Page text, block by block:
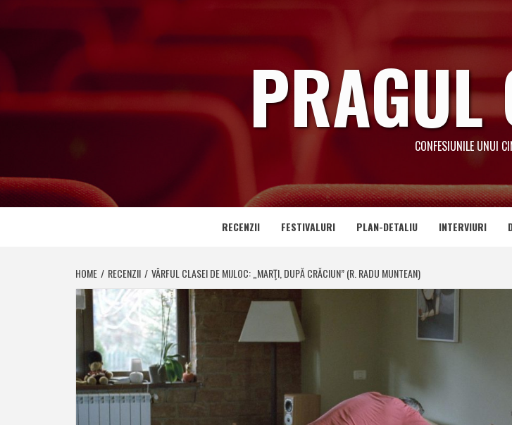
CONFESIUNILE UNUI
RECENZII FESTIVALURI PLAN-DETALIU INTERVIURI
HOME RECENZII VÂRFUL CLASEI DE MIJLOC: „MARŢI, DUPĂ CRĂCIUN” (R. RADU MUNTEAN)